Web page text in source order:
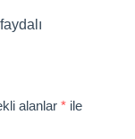
alanlar * ile